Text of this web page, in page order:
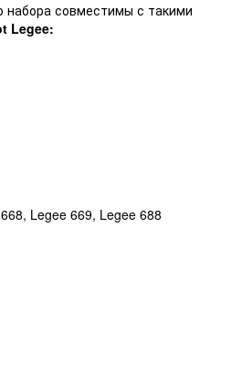
набора совместимы с такими
Legee:
Legee 669, Legee 688